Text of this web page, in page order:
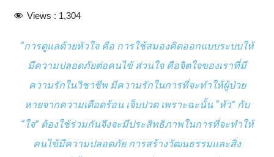
Views : 1,304
“การดูแลด้วยหัวใจ คือ การใช้สมองคิดออกแบบระบบให้
มีความปลอดภัยต่อคนไข้ ส่วนใจ คือจิตใจของเราที่มี
ความรักในวิชาชีพ มีความรักในการที่จะทำให้ผู้ป่วย
หายจากความเดือดร้อน เจ็บปวด เพราะฉะนั้น “หัว” กับ
“ใจ” ต้องใช้ร่วมกันจึงจะมีประสิทธิภาพในการที่จะทำให้
คนไข้มีความปลอดภัย การสร้างวัฒนธรรมและสิ่ง